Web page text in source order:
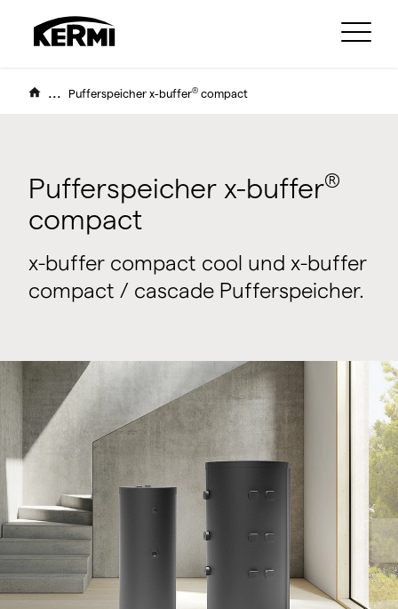
... Pufferspeicher x-buffer® compact
Pufferspeicher x-buffer®
compact
x-buffer compact cool und x-buffer
compact / cascade Pufferspeicher.